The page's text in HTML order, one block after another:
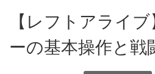
【レフトアライ
ーの基本操作と戦